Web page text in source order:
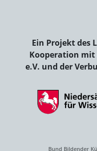
Ein Projekt des
Kooperation mit
e.V. und der
Bund Bildender